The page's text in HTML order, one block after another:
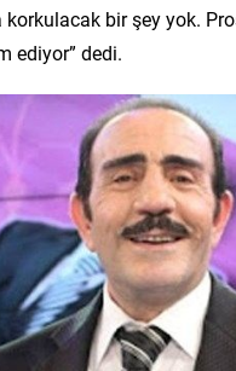
bir şey yok.
ediyor” dedi.